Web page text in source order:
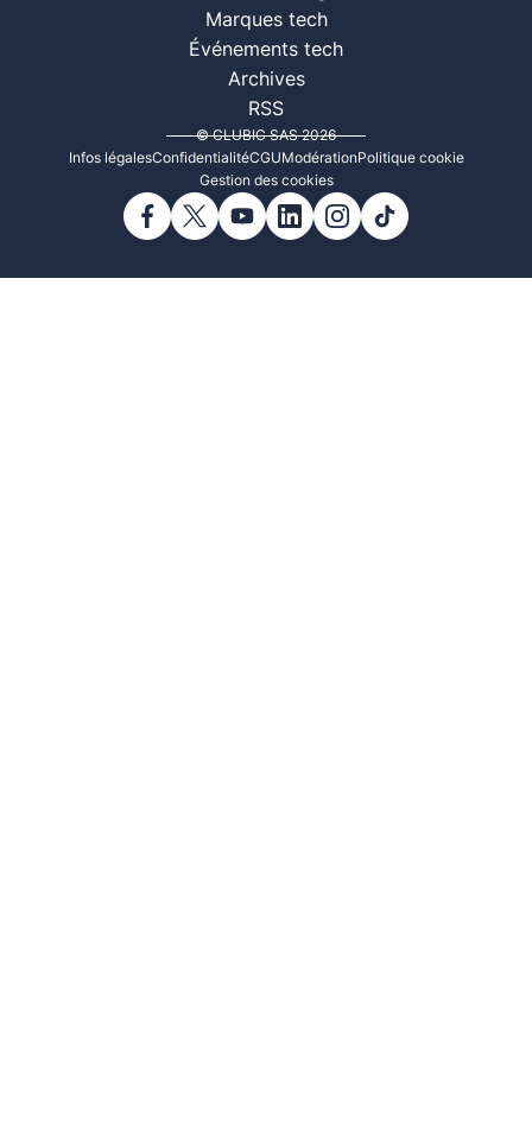
Marques tech
Événements tech
Archives
RSS
© CLUBIC SAS 2026
Infos légalesConfidentialitéCGUModérationPolitique cookie
Gestion des cookies